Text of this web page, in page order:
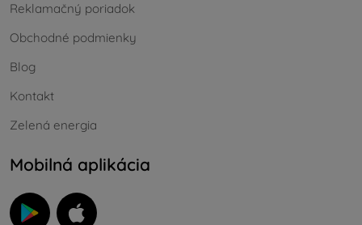
Reklamačný poriadok
Obchodné podmienky
Blog
Kontakt
Zelená energia
Mobilná aplikácia